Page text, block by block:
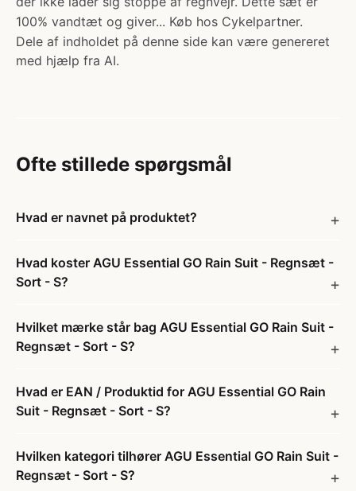
100% vandtæt og giver... Køb hos Cykelpartner.
Dele af indholdet på denne side kan være genereret
med hjælp fra AI.
Ofte stillede spørgsmål
Hvad er navnet på produktet?
Hvad koster AGU Essential GO Rain Suit - Regnsæt -
Sort - S?
Hvilket mærke står bag AGU Essential GO Rain Suit -
Regnsæt - Sort - S?
Hvad er EAN / Produktid for AGU Essential GO Rain
Suit - Regnsæt - Sort - S?
Hvilken kategori tilhører AGU Essential GO Rain Suit -
Regnsæt - Sort - S?